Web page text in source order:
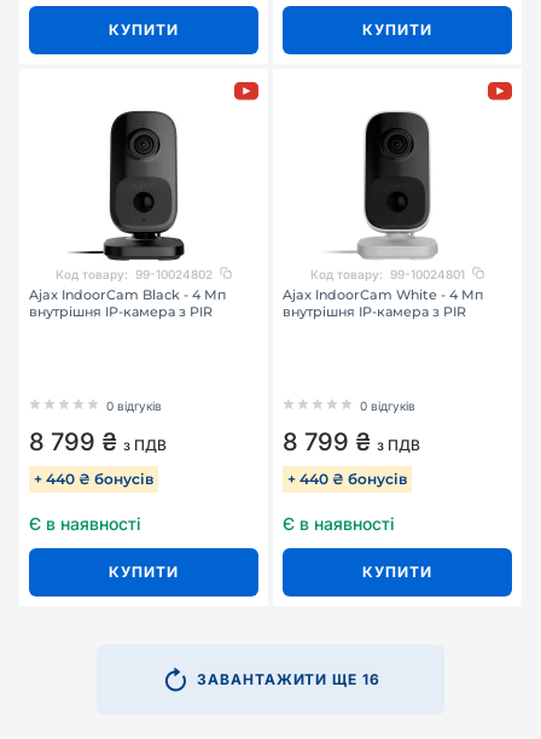
КУПИТИ КУПИТИ
Код товару: 99-10024802
Ajax IndoorCam Black - 4 Мп
внутрішня IP-камера з PIR
0 відгуків
8 799 ₴ з ПДВ
+ 440 ₴ бонусів
Є в наявності
КУПИТИ
Код товару: 99-10024801
Ajax IndoorCam White - 4 Мп
внутрішня IP-камера з PIR
0 відгуків
8 799 ₴ з ПДВ
+ 440 ₴ бонусів
Є в наявності
КУПИТИ
ЗАВАНТАЖИТИ ЩЕ 16